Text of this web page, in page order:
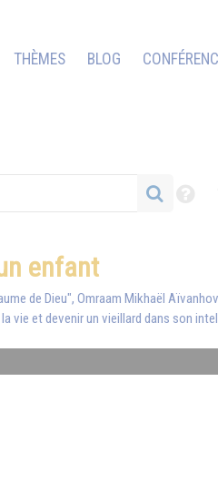
THÈMES BLOG
enfant
de Dieu", Omraam Mikhaël
vie et devenir un vieillard dans son